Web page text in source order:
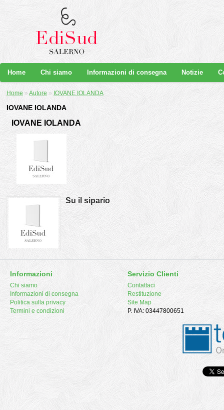
Home Chi siamo Informazioni di consegna Notizie
Home » Autore » IOVANE IOLANDA
IOVANE IOLANDA
IOVANE IOLANDA
Su il sipario
Informazioni
Chi siamo
Informazioni di consegna
Politica sulla privacy
Termini e condizioni
Servizio Clienti
Contattaci
Restituzione
Site Map
P. IVA: 03447800651